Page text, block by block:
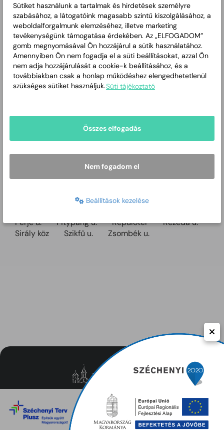
Csütörtök12:00-16:00
Péntek 08:00-12:00
SzombatZárva
VasárnapZárva
Bojtorján u. Csenkesz u.
Endresz György u.
Fácán köz
Káka u.
Kastély-szőlők Katica u.
Kőris u.
Lencsési út páratlan oldal 55-71.
Menta u.
Nagyrét 1387-1430
Ormay sor
Pásztor u. 76-107.; páros oldal 148-152, páratlan
Perje u.
Pitypang u. Repülőtér
Rezeda u.
Sirály köz
Szikfű u. Zsombék u.
Közérdekű adatok
Adatvédelem
Sütiket használunk a tartalmak és hirdetések személyre
szabásához, a látogatóink magasabb szintű kiszolgálásához, a
weboldalforgalmunk elemzéséhez, illetve marketing
tevékenységünk támogatása érdekében. Az „ELFOGADOM”
gomb megnyomásával Ön hozzájárul a sütik használatához.
Amennyiben Ön nem fogadja el a süti beállításokat, azzal Ön
nem adja hozzájárulását a cookie-k beállításához, és a
továbbiakban csak a honlap működéshez elengedhetetlenül
szükséges sütiket használjuk.Süti tájékoztató
Összes elfogadás
Nem fogadom el
Beállítások kezelése